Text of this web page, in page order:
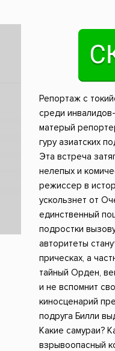
Репортаж с
среди
матерый
гуру азиатских
Эта встреча
нелепых и
режиссер в
ускользнет от
единственный
подростки
авторитеты
прическах, а
тайный Орден,
и не вспомнит
киносценарий
подруга Билли
Какие самураи?
взрывоопасный